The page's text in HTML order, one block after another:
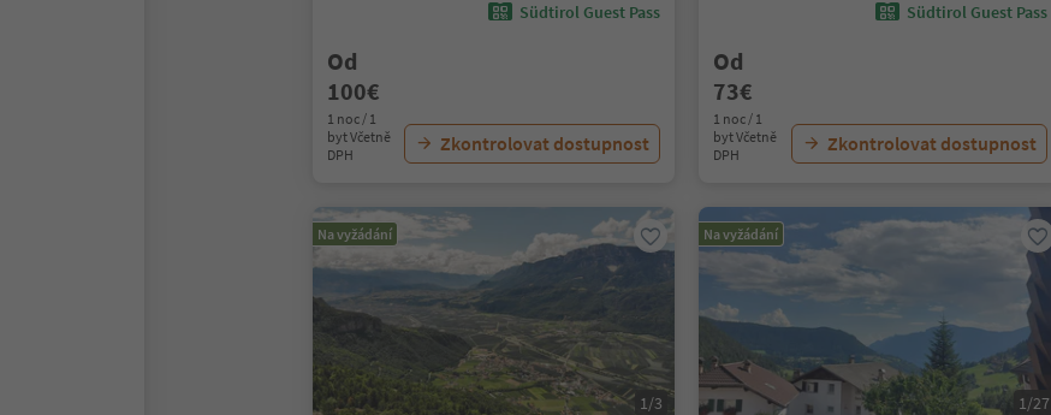
Südtirol Guest Pass
Od
100€
1 noc / 1
byt Včetně
DPH
Zkontrolovat dostupnost
Südtirol Guest Pass
Od
73€
1 noc / 1
byt Včetně
DPH
Zkontrolovat dostupnost
Na vyžádání
1/3
Na vyžádání
1/27